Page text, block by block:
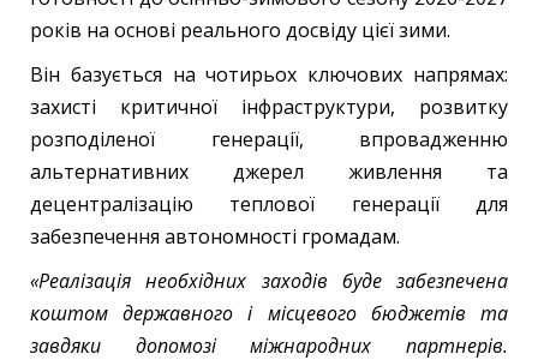
років на основі реального досвіду цієї зими.
Він базується на чотирьох ключових напрямах:
захисті критичної інфраструктури, розвитку
розподіленої генерації, впровадженню
альтернативних джерел живлення та
децентралізацію теплової генерації для
забезпечення автономності громадам.
«Реалізація необхідних заходів буде забезпечена
коштом державного і місцевого бюджетів та
завдяки допомозі міжнародних партнерів.